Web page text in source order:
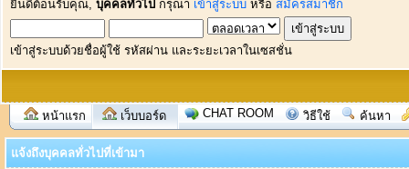
ยินดีต้อนรับคุณ, บุคคลทั่วไป กรุณา เข้าสู่ระบบ หรือ สมัครสมาชิก
เข้าสู่ระบบด้วยชื่อผู้ใช้ รหัสผ่าน และระยะเวลาในเซสชั่น
หน้าแรก เว็บบอร์ด CHAT ROOM วิธีใช้ ค้นหา
แจ้งถึงบุคคลทั่วไปที่เข้ามา